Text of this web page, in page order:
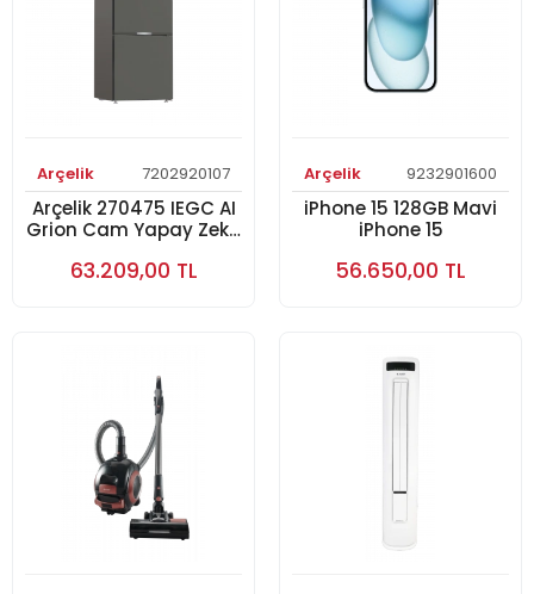
Arçelik 7202920107
Arçelik 270475 IEGC AI
Grion Cam Yapay Zeka
Donduruculu Buzdolabı
63.209,00 TL
Arçelik 9232901600
iPhone 15 128GB Mavi
iPhone 15
56.650,00 TL